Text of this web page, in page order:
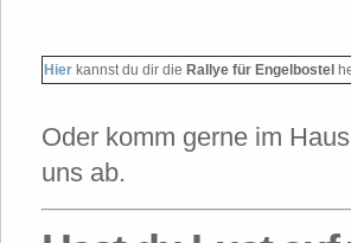
Hier kannst du dir die Rallye für Engelbostel
Oder komm gerne im
uns ab.